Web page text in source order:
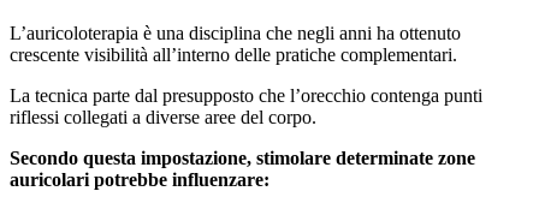
L’auricoloterapia è una disciplina che negli anni ha ottenuto
crescente visibilità all’interno delle pratiche complementari.
La tecnica parte dal presupposto che l’orecchio contenga punti
riflessi collegati a diverse aree del corpo.
Secondo questa impostazione, stimolare determinate zone
auricolari potrebbe influenzare: